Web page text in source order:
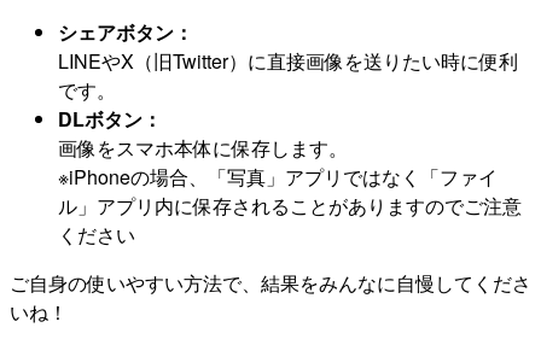
シェアボタン：
LINEやX（旧Twitter）に直接画像を送りたい時に便利
です。
DLボタン：
画像をスマホ本体に保存します。
※iPhoneの場合、「写真」アプリではなく「ファイ
ル」アプリ内に保存されることがありますのでご注意
ください
ご自身の使いやすい方法で、結果をみんなに自慢してくださ
いね！